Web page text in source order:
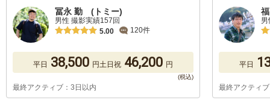
冨永 勤 (トミー)
男性 撮影実績157回
5.00
120件
平日 38,500 円土日祝 46,200 円
最終アクティブ：3日以内
平日
最終アクティ